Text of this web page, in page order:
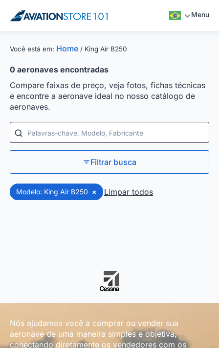
Menu
Você está em: Home / King Air B250
0 aeronaves encontradas
Compare faixas de preço, veja fotos, fichas técnicas
e encontre a aeronave ideal no nosso catálogo de
aeronaves.
Palavras-chave, Modelo, Fabricante
Filtrar busca
Modelo: King Air B250 × Limpar todos
Nós ajudamos você a comprar ou vender sua
aeronave de uma maneira simples e objetiva,
conectando diretamente os vendedores com os